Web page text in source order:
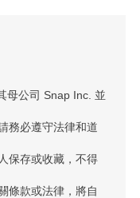
母公司 Snap Inc. 並
務必遵守法律和道
保存或收藏，不得
條款或法律，將自